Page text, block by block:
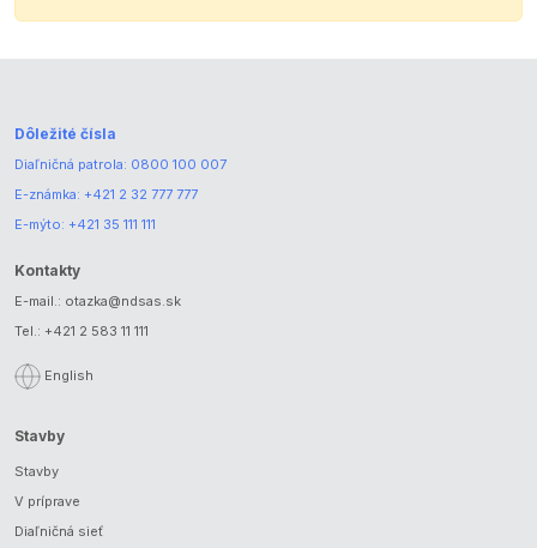
Dôležité čísla
Diaľničná patrola: 0800 100 007
E-známka: +421 2 32 777 777
E-mýto: +421 35 111 111
Kontakty
E-mail.: otazka@ndsas.sk
Tel.: +421 2 583 11 111
English
Stavby
Stavby
V príprave
Diaľničná sieť